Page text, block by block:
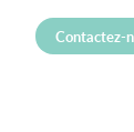
Contactez-